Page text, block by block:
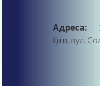
Адреса:
Київ, вул.